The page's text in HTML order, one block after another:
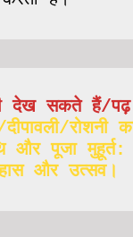
देख सकते हैं/
दीपावली/रोशनी
और पूजा मुहूर्त:
और उत्सव।